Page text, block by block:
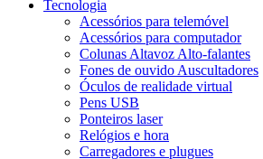
Tecnologia
Acessórios para telemóvel
Acessórios para computador
Colunas Altavoz Alto-falantes
Fones de ouvido Auscultadores
Óculos de realidade virtual
Pens USB
Ponteiros laser
Relógios e hora
Carregadores e plugues